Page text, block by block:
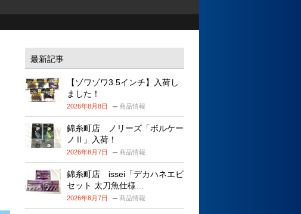
最新記事
【ゾワゾワ3.5インチ】入荷し
ました！
2026年8月8日 商品情報
錦糸町店 ノリーズ「ボルケー
ノⅡ」入荷！
2026年8月7日 商品情報
錦糸町店 issei「デカハネエビ
セット 太刀魚仕様…
2026年8月7日 商品情報